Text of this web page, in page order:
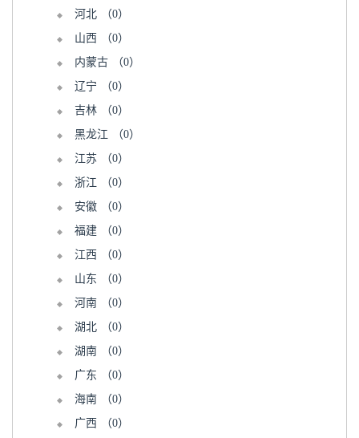
河北
（0）
山西
（0）
内蒙古
（0）
辽宁
（0）
吉林
（0）
黑龙江
（0）
江苏
（0）
浙江
（0）
安徽
（0）
福建
（0）
江西
（0）
山东
（0）
河南
（0）
湖北
（0）
湖南
（0）
广东
（0）
海南
（0）
广西
（0）